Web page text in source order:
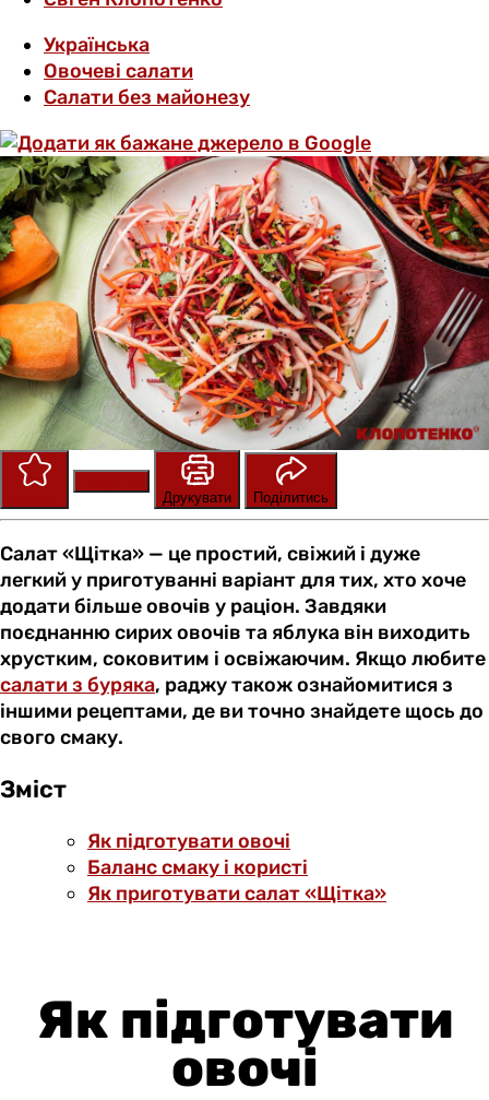
Українська
Овочеві салати
Салати без майонезу
Друкувати
Поділитись
Салат «Щітка» — це простий, свіжий і дуже
легкий у приготуванні варіант для тих, хто хоче
додати більше овочів у раціон. Завдяки
поєднанню сирих овочів та яблука він виходить
хрустким, соковитим і освіжаючим. Якщо любите
салати з буряка, раджу також ознайомитися з
іншими рецептами, де ви точно знайдете щось до
свого смаку.
Зміст
Як підготувати овочі
Баланс смаку і користі
Як приготувати салат «Щітка»
Як підготувати
овочі